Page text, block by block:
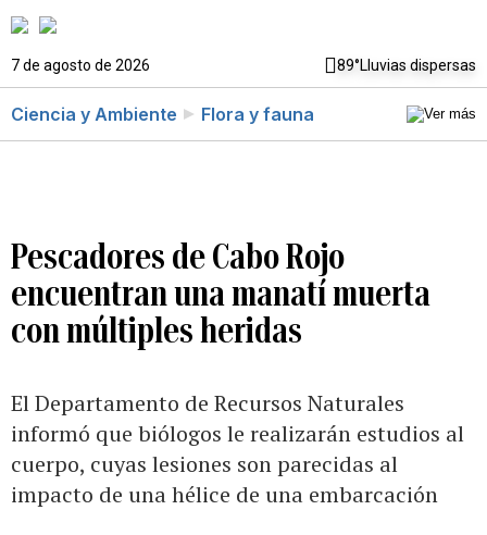
7 de agosto de 2026 89°Lluvias dispersas
Ciencia y Ambiente Flora y fauna
Pescadores de Cabo Rojo
encuentran una manatí muerta
con múltiples heridas
El Departamento de Recursos Naturales
informó que biólogos le realizarán estudios al
cuerpo, cuyas lesiones son parecidas al
impacto de una hélice de una embarcación